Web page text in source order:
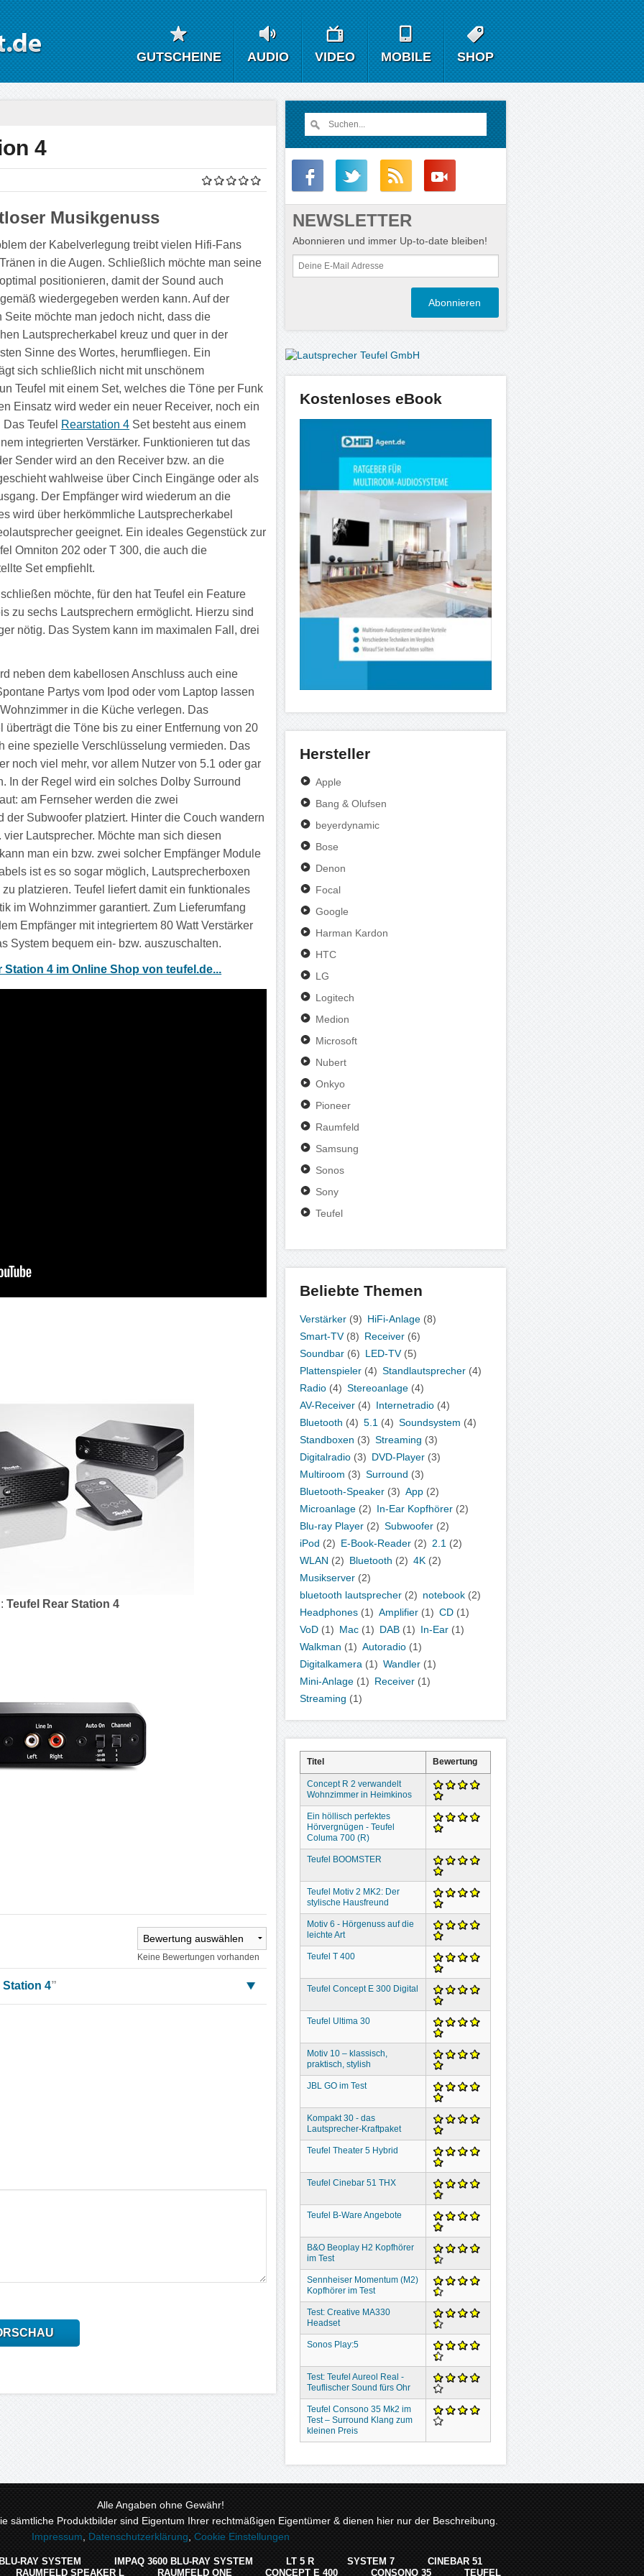
GUTSCHEINE AUDIO VIDEO MOBILE SHOP
4
Musikgenuss
der Kabelverlegung treibt vielen Hifi-Fans
in die Augen. Schließlich möchte man seine
positionieren, damit der Sound auch
wiedergegeben werden kann. Auf der
Seite möchte man jedoch nicht, dass die
Lautsprecherkabel kreuz und quer in der
Sinne des Wortes, herumfliegen. Ein
sich schließlich nicht mit unschönem
Teufel mit einem Set, welches die Töne per Funk
Einsatz wird weder ein neuer Receiver, noch ein
Teufel Rearstation 4 Set besteht aus einem
integrierten Verstärker. Funktionieren tut das
Sender wird an den Receiver bzw. an die
wahlweise über Cinch Eingänge oder als
Der Empfänger wird wiederum an die
wird über herkömmliche Lautsprecherkabel
geeignet. Ein ideales Gegenstück zur
Omniton 202 oder T 300, die auch die
Set empfiehlt.
möchte, für den hat Teufel ein Feature
zu sechs Lautsprechern ermöglicht. Hierzu sind
nötig. Das System kann im maximalen Fall, drei
neben dem kabellosen Anschluss auch eine
Partys vom Ipod oder vom Laptop lassen
in die Küche verlegen. Das
überträgt die Töne bis zu einer Entfernung von 20
eine spezielle Verschlüsselung vermieden. Das
noch viel mehr, vor allem Nutzer von 5.1 oder gar
In der Regel wird ein solches Dolby Surround
am Fernseher werden die zwei
der Subwoofer platziert. Hinter die Couch wandern
Lautsprecher. Möchte man sich diesen
man ein bzw. zwei solcher Empfänger Module
ist es so sogar möglich, Lautsprecherboxen
platzieren. Teufel liefert damit ein funktionales
im Wohnzimmer garantiert. Zum Lieferumfang
Empfänger mit integriertem 80 Watt Verstärker
System bequem ein- bzw. auszuschalten.
Station 4 im Online Shop von teufel.de...
Teufel Rear Station 4
Keine Bewertungen vorhanden
Station 4”
NEWSLETTER
Abonnieren und immer Up-to-date bleiben!
Kostenloses eBook
Hersteller
Apple
Bang & Olufsen
beyerdynamic
Bose
Denon
Focal
Google
Harman Kardon
HTC
LG
Logitech
Medion
Microsoft
Nubert
Onkyo
Pioneer
Raumfeld
Samsung
Sonos
Sony
Teufel
Beliebte Themen
Verstärker (9) HiFi-Anlage (8)
Smart-TV (8) Receiver (6)
Soundbar (6) LED-TV (5)
Plattenspieler (4) Standlautsprecher (4)
Radio (4) Stereoanlage (4)
AV-Receiver (4) Internetradio (4)
Bluetooth (4) 5.1 (4) Soundsystem (4)
Standboxen (3) Streaming (3)
Digitalradio (3) DVD-Player (3)
Multiroom (3) Surround (3)
Bluetooth-Speaker (3) App (2)
Microanlage (2) In-Ear Kopfhörer (2)
Blu-ray Player (2) Subwoofer (2)
iPod (2) E-Book-Reader (2) 2.1 (2)
WLAN (2) Bluetooth (2) 4K (2)
Musikserver (2)
bluetooth lautsprecher (2) notebook (2)
Headphones (1) Amplifier (1) CD (1)
VoD (1) Mac (1) DAB (1) In-Ear (1)
Walkman (1) Autoradio (1)
Digitalkamera (1) Wandler (1)
Mini-Anlage (1) Receiver (1)
Streaming (1)
Titel Bewertung
Concept R 2 verwandelt
Wohnzimmer in Heimkinos
Ein höllisch perfektes
Hörvergnügen - Teufel
Columa 700 (R)
Teufel BOOMSTER
Teufel Motiv 2 MK2: Der
stylische Hausfreund
Motiv 6 - Hörgenuss auf die
leichte Art
Teufel T 400
Teufel Concept E 300 Digital
Teufel Ultima 30
Motiv 10 – klassisch,
praktisch, stylish
JBL GO im Test
Kompakt 30 - das
Lautsprecher-Kraftpaket
Teufel Theater 5 Hybrid
Teufel Cinebar 51 THX
Teufel B-Ware Angebote
B&O Beoplay H2 Kopfhörer
im Test
Sennheiser Momentum (M2)
Kopfhörer im Test
Test: Creative MA330
Headset
Sonos Play:5
Test: Teufel Aureol Real -
Teuflischer Sound fürs Ohr
Teufel Consono 35 Mk2 im
Test – Surround Klang zum
kleinen Preis
Alle Angaben ohne Gewähr!
sämtliche Produktbilder sind Eigentum Ihrer rechtmäßigen Eigentümer & dienen hier nur der Beschreibung.
Impressum
Datenschutzerklärung ,Cookie Einstellungen
RAY SYSTEM IMPAQ 3600 BLU-RAY SYSTEM LT 5 R SYSTEM 7
CINEBAR 51
RAUMFELD SPEAKER L
RAUMFELD ONE CONCEPT E 400 CONSONO 35 TEUFEL